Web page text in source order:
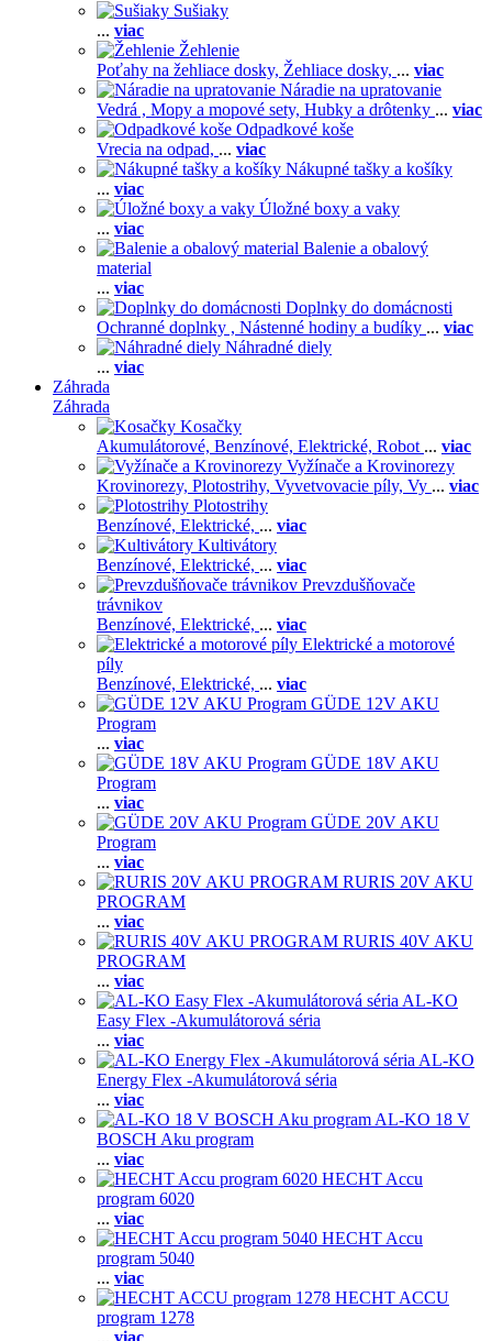
Sušiaky
... viac
Žehlenie
Poťahy na žehliace dosky, Žehliace dosky, ... viac
Náradie na upratovanie
Vedrá , Mopy a mopové sety, Hubky a drôtenky ... viac
Odpadkové koše
Vrecia na odpad, ... viac
Nákupné tašky a košíky
... viac
Úložné boxy a vaky
... viac
Balenie a obalový
material
... viac
Doplnky do domácnosti
Ochranné doplnky , Nástenné hodiny a budíky ... viac
Náhradné diely
... viac
Záhrada
Záhrada
Kosačky
Akumulátorové, Benzínové, Elektrické, Robot ... viac
Vyžínače a Krovinorezy
Krovinorezy, Plotostrihy, Vyvetvovacie píly, Vy ... viac
Plotostrihy
Benzínové, Elektrické, ... viac
Kultivátory
Benzínové, Elektrické, ... viac
Prevzdušňovače
trávnikov
Benzínové, Elektrické, ... viac
Elektrické a motorové
píly
Benzínové, Elektrické, ... viac
GÜDE 12V AKU
Program
... viac
GÜDE 18V AKU
Program
... viac
GÜDE 20V AKU
Program
... viac
RURIS 20V AKU
PROGRAM
... viac
RURIS 40V AKU
PROGRAM
... viac
AL-KO
Easy Flex -Akumulátorová séria
... viac
AL-KO
Energy Flex -Akumulátorová séria
... viac
AL-KO 18 V
BOSCH Aku program
... viac
HECHT Accu
program 6020
... viac
HECHT Accu
program 5040
... viac
HECHT ACCU
program 1278
... viac